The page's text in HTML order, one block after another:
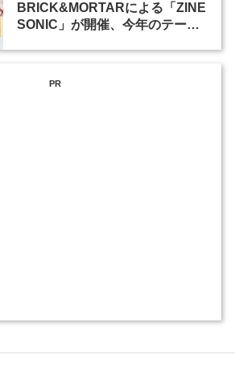
BRICK&MORTARによる「ZINE
SONIC」が開催、今年のテーマ
PR